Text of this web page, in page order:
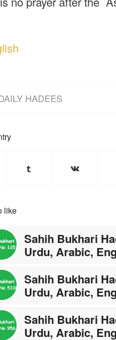
HADEES
like
Sahih Bukhari
Urdu, Arabic,
Sahih Bukhari
Urdu, Arabic,
Sahih Bukhari
Urdu, Arabic,